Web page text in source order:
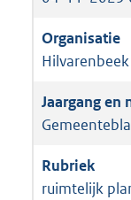
Hilvarenbeek
ruimtelijk